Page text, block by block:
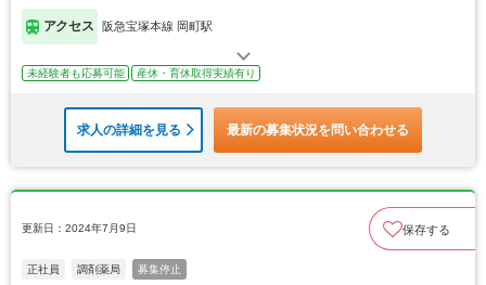
アクセス 阪急宝塚本線 岡町駅
未経験者も応募可能 産休・育休取得実績有り
求人の詳細を見る 最新の募集状況を問い合わせる
更新日：2024年7月9日 保存する
正社員 調剤薬局 募集停止